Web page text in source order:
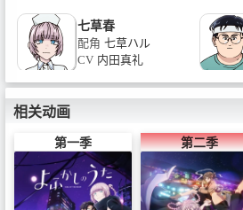
七草春
配角 七草ハル
CV 内田真礼
相关动画
第一季 第二季